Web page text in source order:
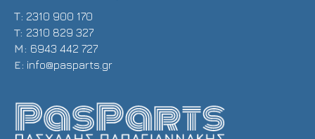
Τ: 2310 900 170
T: 2310 829 327
Μ: 6943 442 727
E: info@pasparts.gr